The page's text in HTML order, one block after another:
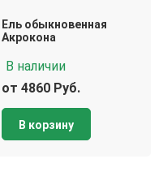
Ель обыкновенная
Акрокона
В наличии
от 4860 Руб.
В корзину